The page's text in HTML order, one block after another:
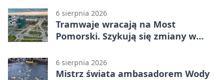
6 sierpnia 2026
Tramwaje wracają na Most
Pomorski. Szykują się zmiany w
6 sierpnia 2026
Mistrz świata ambasadorem Wody